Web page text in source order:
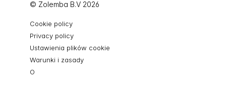
© Zolemba B.V 2026
Cookie policy
Privacy policy
Ustawienia plików cookie
Warunki i zasady
O